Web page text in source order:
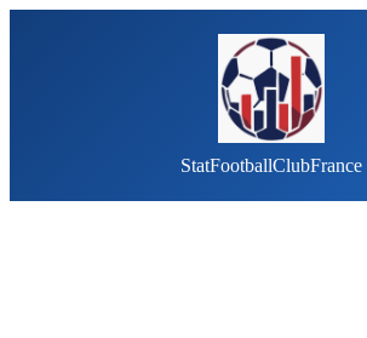
StatFootballClubFrance